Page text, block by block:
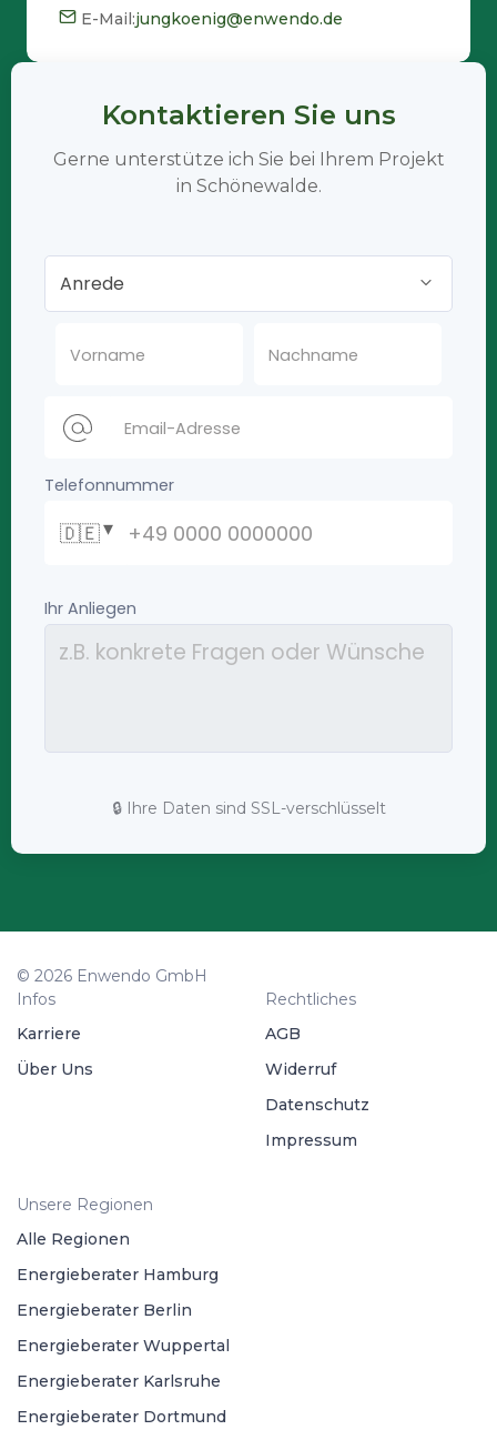
E-Mail:jungkoenig@enwendo.de
Kontaktieren Sie uns
Gerne unterstütze ich Sie bei Ihrem Projekt
in Schönewalde.
🔒 Ihre Daten sind SSL-verschlüsselt
© 2026 Enwendo GmbH
Infos
Karriere
Über Uns
Rechtliches
AGB
Widerruf
Datenschutz
Impressum
Unsere Regionen
Alle Regionen
Energieberater Hamburg
Energieberater Berlin
Energieberater Wuppertal
Energieberater Karlsruhe
Energieberater Dortmund